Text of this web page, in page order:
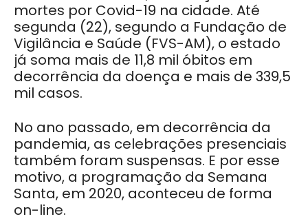
mortes por Covid-19 na cidade. Até
segunda (22), segundo a Fundação de
Vigilância e Saúde (FVS-AM), o estado
já soma mais de 11,8 mil óbitos em
decorrência da doença e mais de 339,5
mil casos.
No ano passado, em decorrência da
pandemia, as celebrações presenciais
também foram suspensas. E por esse
motivo, a programação da Semana
Santa, em 2020, aconteceu de forma
on-line.